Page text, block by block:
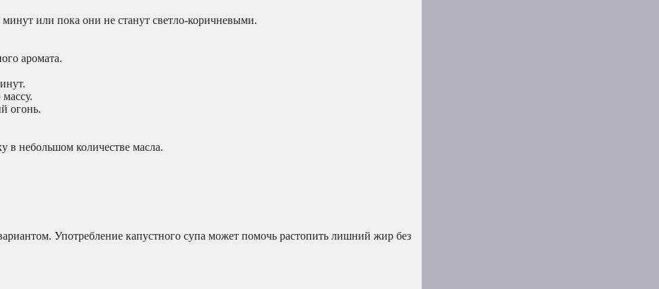
или пока они не станут светло-коричневыми.
аромата.
огонь.
в небольшом количестве масла.
Употребление капустного супа может помочь растопить лишний жир без